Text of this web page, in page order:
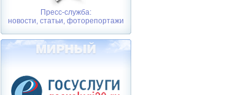
Пресс-служба:
новости, статьи, фоторепортажи